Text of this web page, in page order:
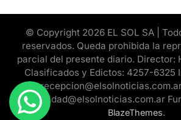
© Copyright 2026 EL SOL SA |
reservados. Queda prohibida la
parcial del presente diario. Director:
Clasificados y Edictos: 4257-6325
publicidad@elsolnoticias.com.ar
BlazeThemes.